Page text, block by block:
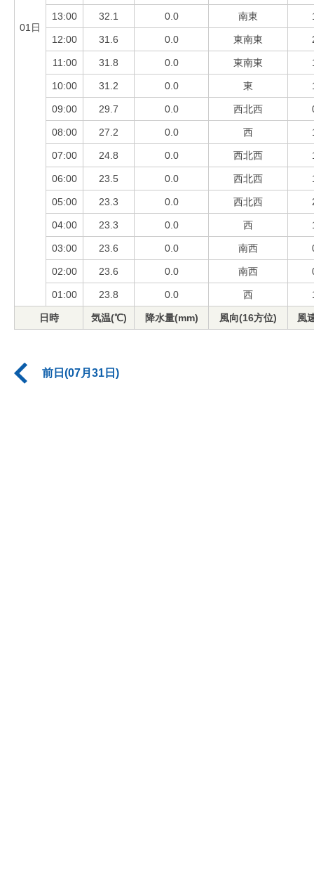
01日
13:00 32.1 0.0 南東
12:00 31.6 0.0 東南東
11:00 31.8 0.0 東南東
10:00 31.2 0.0 東
09:00 29.7 0.0 西北西
08:00 27.2 0.0 西
07:00 24.8 0.0 西北西
06:00 23.5 0.0 西北西
05:00 23.3 0.0 西北西
04:00 23.3 0.0 西
03:00 23.6 0.0 南西
02:00 23.6 0.0 南西
01:00 23.8 0.0 西
日時 気温(℃) 降水量(mm) 風向(16方位) 風
前日(07月31日)